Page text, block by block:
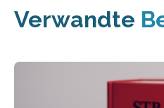
Verwandte